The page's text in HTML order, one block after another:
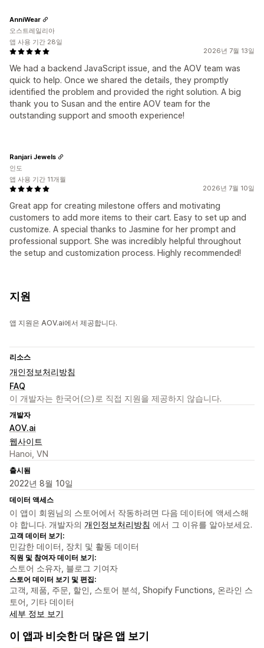
2026년 7월 13일
We had a backend JavaScript issue, and the AOV team was
quick to help. Once we shared the details, they promptly
identified the problem and provided the right solution. A big
thank you to Susan and the entire AOV team for the
outstanding support and smooth experience!
AnniWear
오스트레일리아
앱 사용 기간 28일
2026년 7월 10일
Great app for creating milestone offers and motivating
customers to add more items to their cart. Easy to set up and
customize. A special thanks to Jasmine for her prompt and
professional support. She was incredibly helpful throughout
the setup and customization process. Highly recommended!
Ranjari Jewels
인도
앱 사용 기간 11개월
지원
앱 지원은 AOV.ai에서 제공합니다.
리소스
개인정보처리방침
FAQ
이 개발자는 한국어(으)로 직접 지원을 제공하지 않습니다.
개발자
AOV.ai
웹사이트
Hanoi, VN
출시됨
2022년 8월 10일
데이터 액세스
이 앱이 회원님의 스토어에서 작동하려면 다음 데이터에 액세스해
야 합니다. 개발자의 개인정보처리방침 에서 그 이유를 알아보세요.
고객 데이터 보기:
민감한 데이터, 장치 및 활동 데이터
직원 및 참여자 데이터 보기:
스토어 소유자, 블로그 기여자
스토어 데이터 보기 및 편집:
고객, 제품, 주문, 할인, 스토어 분석, Shopify Functions, 온라인 스
토어, 기타 데이터
세부 정보 보기
이 앱과 비슷한 더 많은 앱 보기